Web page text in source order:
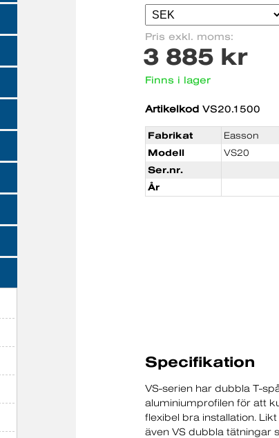
Pris exkl. moms:
3 885 kr
Finns i lager
Artikelkod VS20.1500
Fabrikat Easson
Modell
VS20
Ser.nr.
År
Specifikation
VS-serien har dubbla T-
aluminiumprofilen för att
flexibel bra installation.
även VS dubbla tätningar